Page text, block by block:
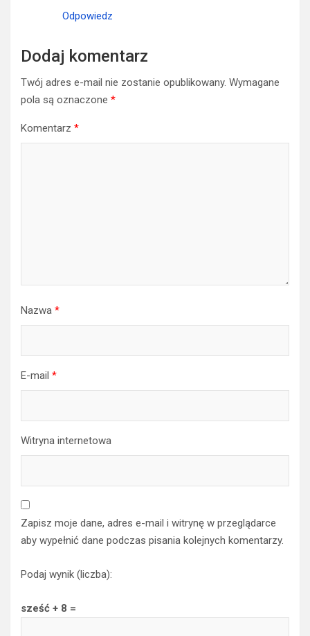
Odpowiedz
Dodaj komentarz
Twój adres e-mail nie zostanie opublikowany. Wymagane
pola są oznaczone *
Komentarz *
Nazwa *
E-mail *
Witryna internetowa
Zapisz moje dane, adres e-mail i witrynę w przeglądarce
aby wypełnić dane podczas pisania kolejnych komentarzy.
Podaj wynik (liczba):
sześć + 8 =